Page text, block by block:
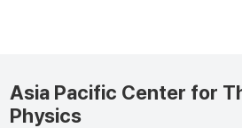
Asia Pacific Center for
Physics